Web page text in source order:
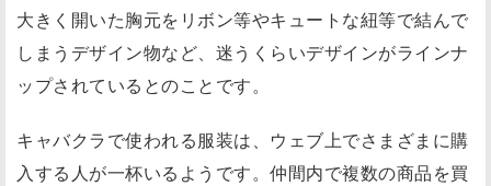
大きく開いた胸元をリボン等やキュートな紐等で結んで
しまうデザイン物など、迷うくらいデザインがラインナ
ップされているとのことです。
キャバクラで使われる服装は、ウェブ上でさまざまに購
入する人が一杯いるようです。仲間内で複数の商品を買